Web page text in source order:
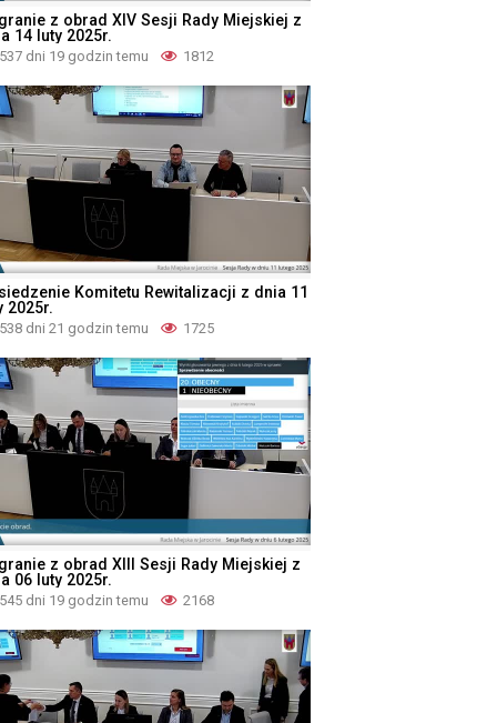
z obrad XIV Sesji Rady Miejskiej z
14 luty 2025r.
537 dni 19 godzin temu 1812
Komitetu Rewitalizacji z dnia 11
2025r.
538 dni 21 godzin temu 1725
z obrad XIII Sesji Rady Miejskiej z
06 luty 2025r.
545 dni 19 godzin temu 2168